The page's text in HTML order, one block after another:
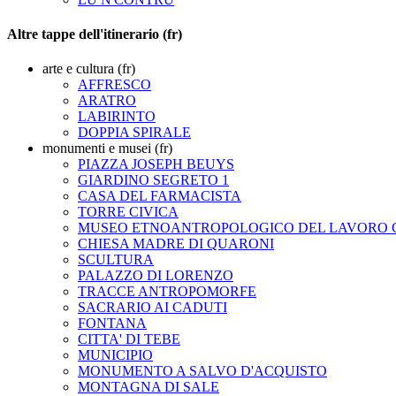
Altre tappe dell'itinerario (fr)
arte e cultura (fr)
AFFRESCO
ARATRO
LABIRINTO
DOPPIA SPIRALE
monumenti e musei (fr)
PIAZZA JOSEPH BEUYS
GIARDINO SEGRETO 1
CASA DEL FARMACISTA
TORRE CIVICA
MUSEO ETNOANTROPOLOGICO DEL LAVORO
CHIESA MADRE DI QUARONI
SCULTURA
PALAZZO DI LORENZO
TRACCE ANTROPOMORFE
SACRARIO AI CADUTI
FONTANA
CITTA' DI TEBE
MUNICIPIO
MONUMENTO A SALVO D'ACQUISTO
MONTAGNA DI SALE